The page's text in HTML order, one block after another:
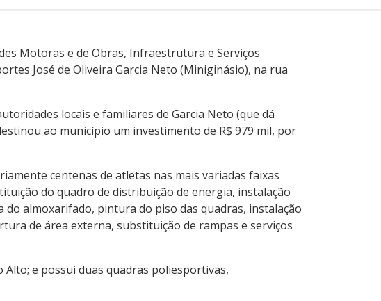
Motoras e de Obras, Infraestrutura e Serviços
José de Oliveira Garcia Neto (Miniginásio), na rua
locais e familiares de Garcia Neto (que dá
ao município um investimento de R$ 979 mil, por
centenas de atletas nas mais variadas faixas
do quadro de distribuição de energia, instalação
almoxarifado, pintura do piso das quadras, instalação
de área externa, substituição de rampas e serviços
e possui duas quadras poliesportivas,